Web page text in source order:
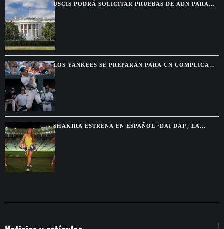
USCIS PODRÁ SOLICITAR PRUEBAS DE ADN PARA
VERIFICAR VÍNCULOS FAMILIARES
LOS YANKEES SE PREPARAN PARA UN COMPLICADO
AJUSTE DE ROSTER CON VARIOS REGRESOS EN
CAMINO
SHAKIRA ESTRENA EN ESPAÑOL ‘DAI DAI’, LA
CANCIÓN OFICIAL DEL MUNDIAL 2026